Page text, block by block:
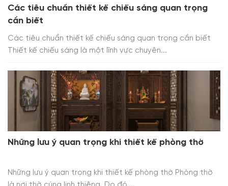
Các tiêu chuẩn thiết kế chiếu sáng quan trọng
cần biết
Các tiêu chuẩn thiết kế chiếu sáng quan trọng cần biết
Thiết kế chiếu sáng là một lĩnh vực chuyên...
Những lưu ý quan trọng khi thiết kế phòng thờ
Những lưu ý quan trọng khi thiết kế phòng thờ Phòng thờ